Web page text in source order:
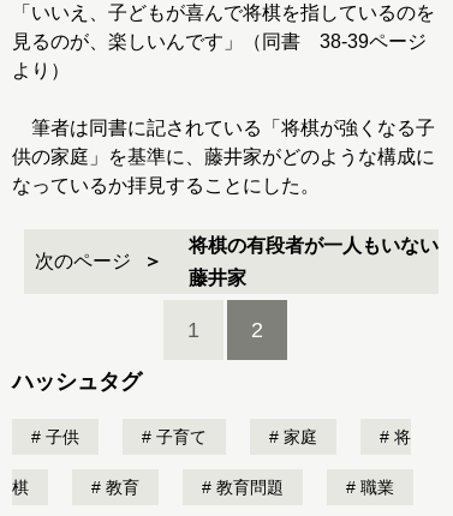
「いいえ、子どもが喜んで将棋を指しているのを
見るのが、楽しいんです」（同書 38‐39ページ
より）
筆者は同書に記されている「将棋が強くなる子
供の家庭」を基準に、藤井家がどのような構成に
なっているか拝見することにした。
次のページ
将棋の有段者が一人もいない
藤井家
1 2
ハッシュタグ
子供 子育て 家庭 将
棋 教育 教育問題 職業